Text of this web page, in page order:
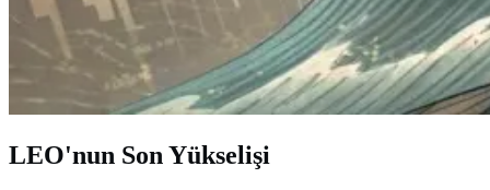
LEO'nun Son Yükselişi